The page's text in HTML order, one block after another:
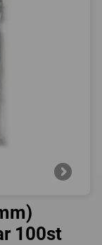
100st